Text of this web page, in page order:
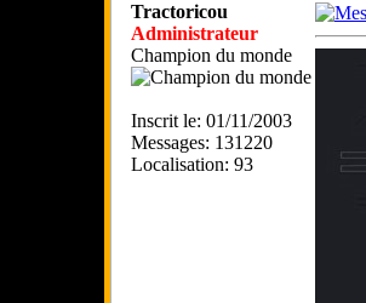
Tractoricou
Administrateur
Champion du monde
Inscrit le: 01/11/2003
Messages: 131220
Localisation: 93